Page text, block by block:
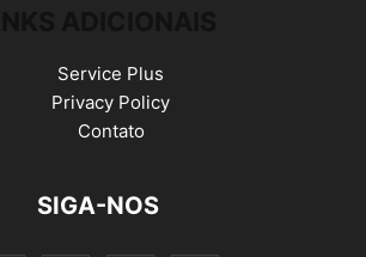
Service Plus
Privacy Policy
Contato
SIGA-NOS